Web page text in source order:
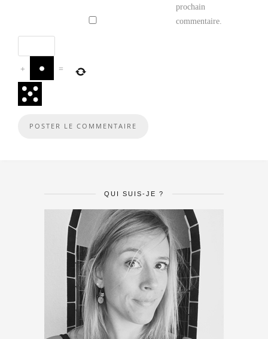
prochain
commentaire.
+ =
QUI SUIS-JE ?